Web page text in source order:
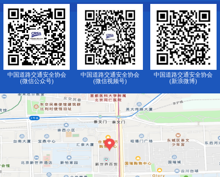
中国道路交通安全协会
(微信公众号)
中国道路交通安全协会
(微信视频号)
中国道路交通安全协会
(新浪微博)